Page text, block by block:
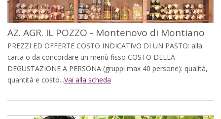
AZ. AGR. IL POZZO - Montenovo di Montiano
PREZZI ED OFFERTE COSTO INDICATIVO DI UN PASTO: alla
carta o da concordare un menù fisso COSTO DELLA
DEGUSTAZIONE A PERSONA (gruppi max 40 persone): qualità,
quantità e costo...Vai alla scheda